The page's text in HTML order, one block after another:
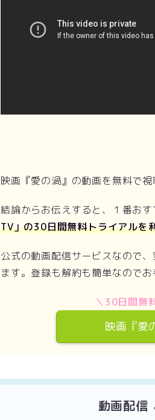
映画『愛の渦』の動画を無料で
結論からお伝えすると、１番お
TV」の30日間無料トライアルを
公式の動画配信サービスなので
ます。登録も解約も簡単なので
＼30日間無
映画『愛
動画配信